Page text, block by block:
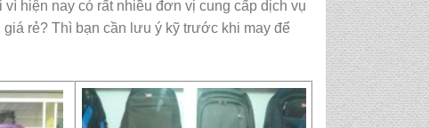
hiện nay có rất nhiều đơn vị cung cấp dịch vụ
rẻ? Thì bạn cần lưu ý kỹ trước khi may để